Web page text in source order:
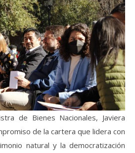
de Bienes Nacionales, Javiera
de la cartera que lidera con
natural y la democratización